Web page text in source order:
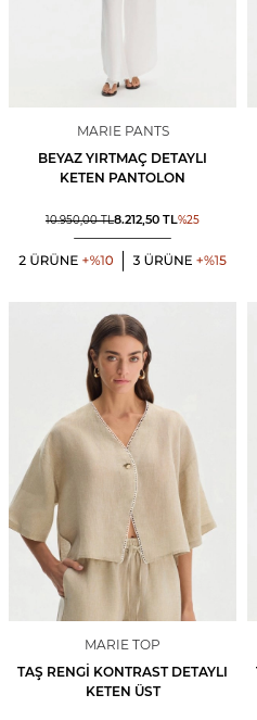
MARIE PANTS
BEYAZ YIRTMAÇ DETAYLI
KETEN PANTOLON
10.950,00TL8.212,50 TL%25
MARIE TOP
TAŞ RENGI KONTRAST DETAYLI
KETEN ÜST